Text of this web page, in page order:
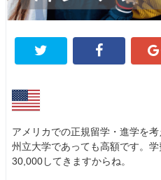
アメリカでの正規留学・進学を
州立大学であっても高額です。
30,000してきますからね。